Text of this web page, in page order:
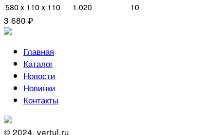
580 x 110 x 110
1.020 10
3 680 ₽
Главная
Каталог
Новости
Новинки
Контакты
© 2024. vertul.ru